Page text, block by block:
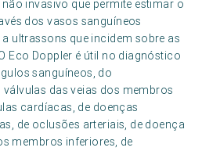
invasivo que permite estimar o
dos vasos sanguíneos
ultrassons que incidem sobre as
Eco Doppler é útil no diagnóstico
sanguíneos, do
das veias dos membros
cardíacas, de doenças
de oclusões arteriais, de doença
membros inferiores, de